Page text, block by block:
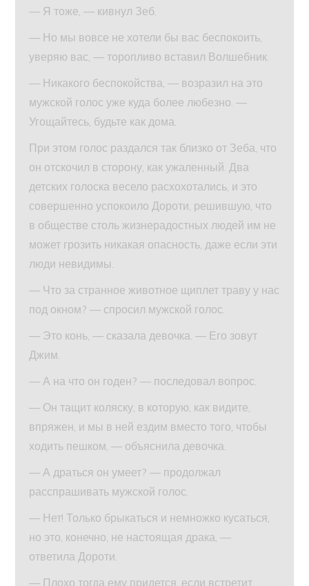
— Я тоже, — кивнул Зеб.
— Но мы вовсе не хотели бы вас беспокоить,
уверяю вас, — торопливо вставил Волшебник.
— Никакого беспокойства, — возразил на это
мужской голос уже куда более любезно. —
Угощайтесь, будьте как дома.
При этом голос раздался так близко от Зеба, что
он отскочил в сторону, как ужаленный. Два
детских голоска весело расхохотались, и это
совершенно успокоило Дороти, решившую, что
в обществе столь жизнерадостных людей им не
может грозить никакая опасность, даже если эти
люди невидимы.
— Что за странное животное щиплет траву у нас
под окном? — спросил мужской голос.
— Это конь, — сказала девочка. — Его зовут
Джим.
— А на что он годен? — последовал вопрос.
— Он тащит коляску, в которую, как видите,
впряжен, и мы в ней ездим вместо того, чтобы
ходить пешком, — объяснила девочка.
— А драться он умеет? — продолжал
расспрашивать мужской голос.
— Нет! Только брыкаться и немножко кусаться,
но это, конечно, не настоящая драка, —
ответила Дороти.
— Плохо тогда ему придется, если встретит